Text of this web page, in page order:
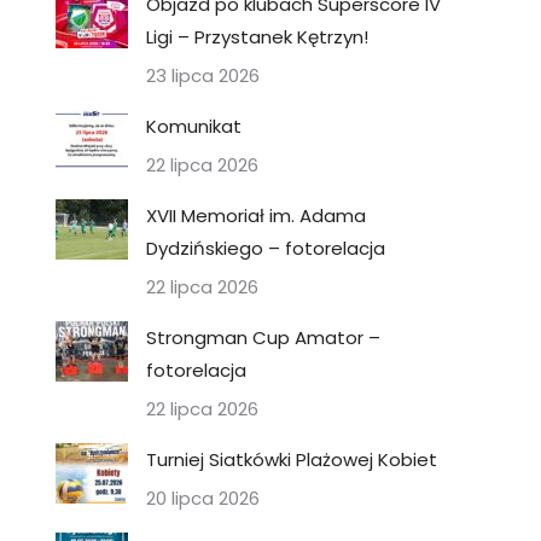
Ligi – Przystanek Kętrzyn!
23 lipca 2026
Komunikat
22 lipca 2026
XVII Memoriał im. Adama
Dydzińskiego – fotorelacja
22 lipca 2026
Strongman Cup Amator –
fotorelacja
22 lipca 2026
Turniej Siatkówki Plażowej Kobiet
20 lipca 2026